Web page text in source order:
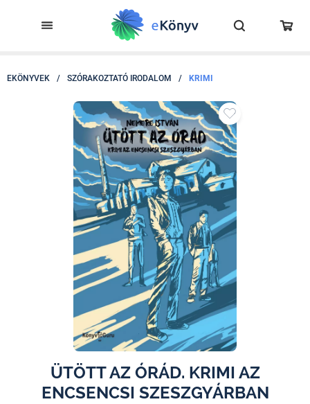
EKÖNYVEK / SZÓRAKOZTATÓ IRODALOM / KRIMI
ÜTÖTT AZ ÓRÁD. KRIMI AZ
ENCSENCSI SZESZGYÁRBAN